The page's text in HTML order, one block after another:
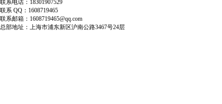
联系电话：18301907529
联系 QQ：1608719465
联系邮箱：1608719465@qq.com
总部地址：上海市浦东新区沪南公路3467号24层